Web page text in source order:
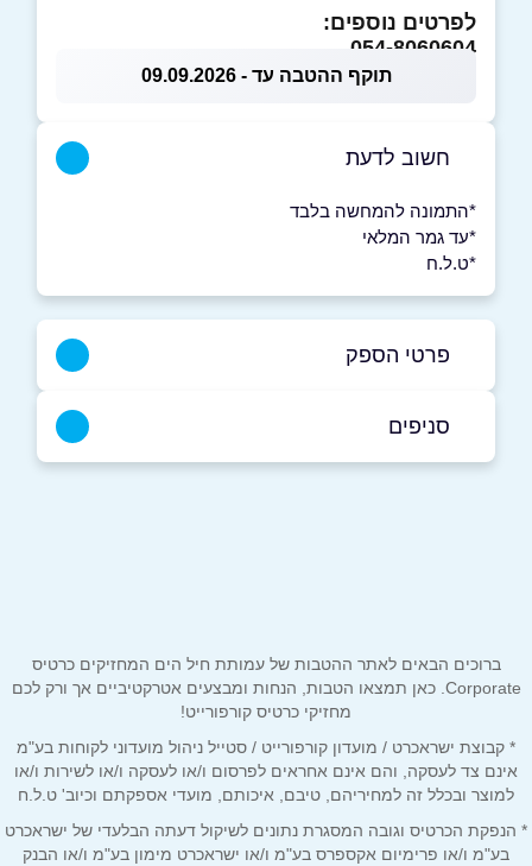
לפרטים נוספים:
054-8060604
תוקף ההטבה עד - 09.09.2026
חשוב לדעת
*התמונה להמחשה בלבד
*עד גמר המלאי
*ט.ל.ח
פרטי הספק
אימייל*
נושא*
אנא חזרו אלי בקשר ל...
הודעה*
סניפים
ברוכים הבאים לאתר ההטבות של עמותת חיל הים המחזיקים כרטיס
Corporate. כאן תמצאו הטבות, הנחות ומבצעים אטרקטיביים אך ורק לכם
מחזיקי כרטיס קורפורייט!
* קבוצת ישראכרט / מועדון קורפורייט / סטייל ניהול מועדוני לקוחות בע"מ
אינם צד לעסקה, והם אינם אחראים לפרסום ו/או לעסקה ו/או לשירות ו/או
למוצר ובכלל זה למחיריהם, טיבם, איכותם, מועדי אספקתם וכיוב' ט.ל.ח
* הנפקת הכרטיס וגובה המסגרת נתונים לשיקול דעתה הבלעדי של ישראכרט
בע"מ ו/או פרימיום אקספרס בע"מ ו/או ישראכרט מימון בע"מ ו/או הבנק